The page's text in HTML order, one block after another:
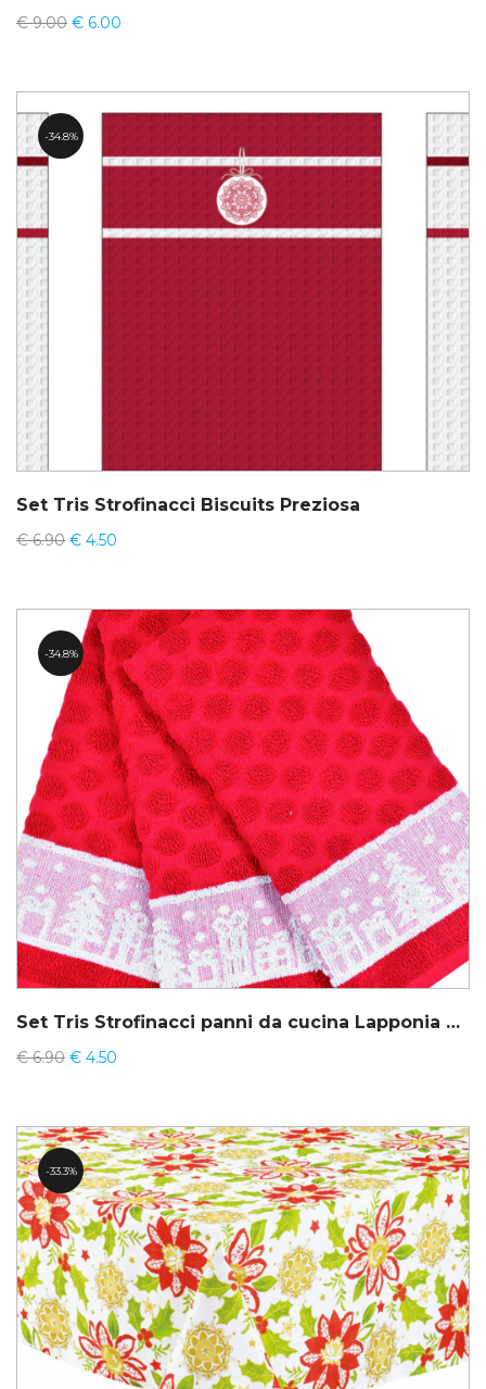
€9.00 € 6.00
34.8%
Set Tris Strofinacci Biscuits Preziosa
€6.90 € 4.50
34.8%
Set Tris Strofinacci panni da cucina Lapponia Preziosa
€6.90 € 4.50
33.3%